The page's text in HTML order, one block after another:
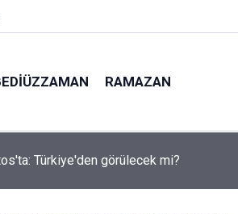
RAMAZAN
Türkiye'den görülecek mi?